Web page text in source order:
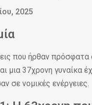
2025
που ήρθαν πρόσφατα
μια 37χρονη γυναίκα
σε νομικές ενέργειες.